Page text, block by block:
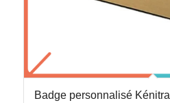
Badge personnalisé Kénitra